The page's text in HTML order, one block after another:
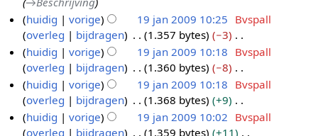
s
s
a
m
e
n
v
a
n
g
s
s
a
m
e
n
k
i
n
g
s
s
a
m
e
r
k
i
n
g
s
s
e
w
e
r
k
i
n
g
b
0
9
n
b
e
w
e
r
k
i
n
0
9
huidig
vorige 19 jan 2009 10:25 Bvspall
overleg
bijdragen 1.357 bytes
−3
G
e
e
n
b
e
huidig vorige 19 jan 2009 10:18 Bvspall
overleg
bijdragen 1.360 bytes
−8
G
e
e
n
huidig vorige 19 jan 2009 10:18 Bvspall
overleg
bijdragen 1.368 bytes
+9
G
e
huidig vorige 19 jan 2009 10:02 Bvspall
overleg
bijdragen 1.359 bytes
+11